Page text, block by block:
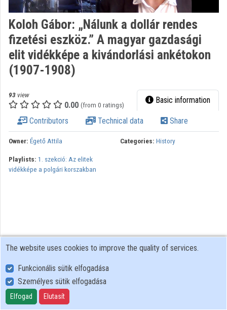
Organization discovery
Categories
Organizations
Contributors
Koloh Gábor: „Nálunk a dollár rendes
fizetési eszköz.” A magyar gazdasági
elit vidékképe a kivándorlási ankétokon
(1907-1908)
93 view
0.00 (from 0 ratings) Basic information
Contributors Technical data Share
Owner: Égető Attila Categories: History
Playlists: 1. szekció: Az elitek
vidékképe a polgári korszakban
User Policy
Adatkezelési tájékoztató (en)
Cookie Policy
The website uses cookies to improve the quality of services.
Funkcionális sütik elfogadása
Személyes sütik elfogadása
Elfogad Elutasít